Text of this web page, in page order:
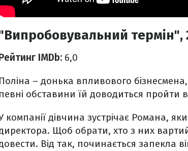
термін",
IMDb: 6,0
Поліна – донька впливового
певні обставини їй доводиться пройти
компанії дівчина зустрічає Романа,
Щоб обрати, хто з них
Від так, починається запекла